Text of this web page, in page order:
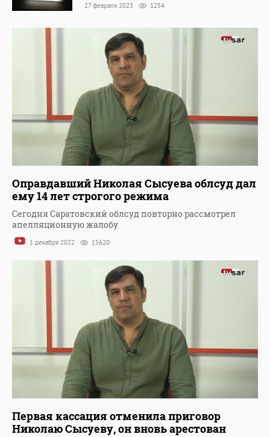
27 февраля 2023 1254
Оправдавший Николая Сысуева облсуд дал
ему 14 лет строгого режима
Сегодня Саратовский облсуд повторно рассмотрел
апелляционную жалобу
1 декабря 2022 15620
Первая кассация отменила приговор
Николаю Сысуеву, он вновь арестован